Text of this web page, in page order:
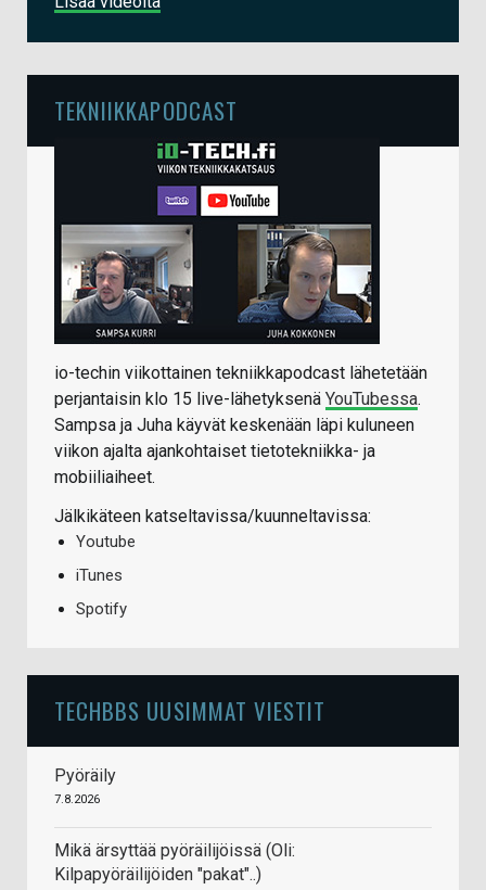
TEKNIIKKAPODCAST
io-techin viikottainen tekniikkapodcast lähetetään
perjantaisin klo 15 live-lähetyksenä YouTubessa.
Sampsa ja Juha käyvät keskenään läpi kuluneen
viikon ajalta ajankohtaiset tietotekniikka- ja
mobiiliaiheet.
Jälkikäteen katseltavissa/kuunneltavissa:
Youtube
iTunes
Spotify
TECHBBS UUSIMMAT VIESTIT
Pyöräily
7.8.2026
Mikä ärsyttää pyöräilijöissä (Oli:
Kilpapyöräilijöiden "pakat"..)